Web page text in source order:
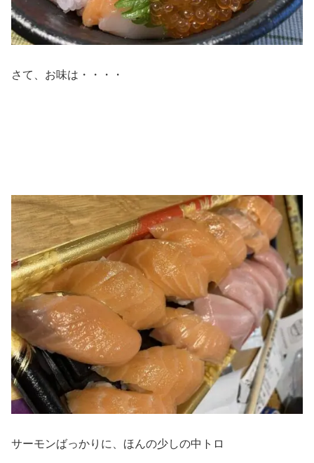
さて、お味は・・・・
サーモンばっかりに、ほんの少しの中トロ